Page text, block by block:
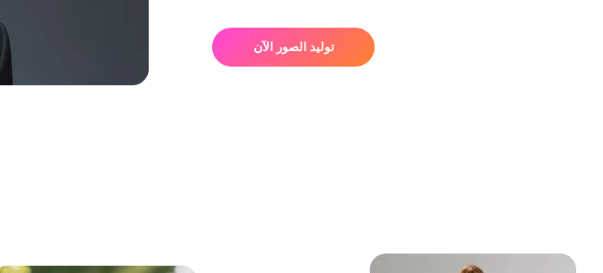
توليد الصور الآن